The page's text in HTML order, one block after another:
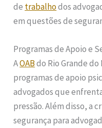
de trabalhodos
em questões de
Programas de Apoio e
AOABdo Rio Grande
programas de apoio
advogados que
pressão. Além disso, a
segurança para